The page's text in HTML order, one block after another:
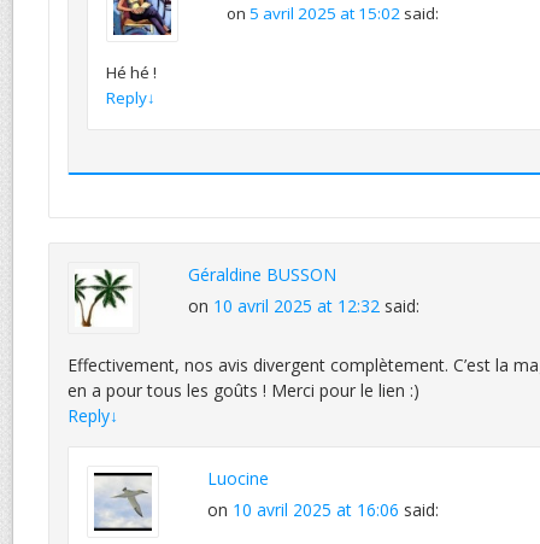
on 5 avril 2025 at 15:02 said:
Hé hé !
Reply↓
Géraldine BUSSON
on 10 avril 2025 at 12:32 said:
Effectivement, nos avis divergent complètement. C’est la
en a pour tous les goûts ! Merci pour le lien :)
Reply↓
Luocine
on 10 avril 2025 at 16:06 said: